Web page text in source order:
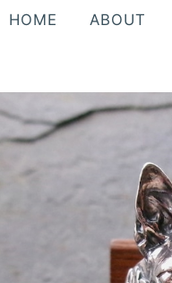
HOME ABOUT